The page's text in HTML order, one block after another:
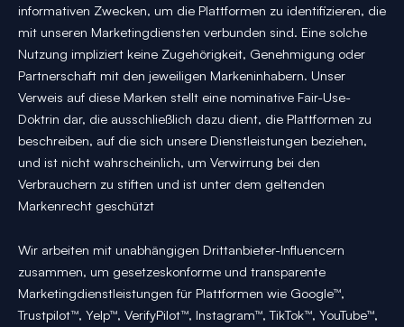
informativen Zwecken, um die Plattformen zu identifizieren, die
mit unseren Marketingdiensten verbunden sind. Eine solche
Nutzung impliziert keine Zugehörigkeit, Genehmigung oder
Partnerschaft mit den jeweiligen Markeninhabern. Unser
Verweis auf diese Marken stellt eine nominative Fair-Use-
Doktrin dar, die ausschließlich dazu dient, die Plattformen zu
beschreiben, auf die sich unsere Dienstleistungen beziehen,
und ist nicht wahrscheinlich, um Verwirrung bei den
Verbrauchern zu stiften und ist unter dem geltenden
Markenrecht geschützt
Wir arbeiten mit unabhängigen Drittanbieter-Influencern
zusammen, um gesetzeskonforme und transparente
Marketingdienstleistungen für Plattformen wie Google™,
Trustpilot™, Yelp™, VerifyPilot™, Instagram™, TikTok™, YouTube™,